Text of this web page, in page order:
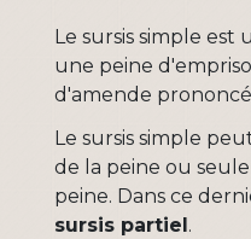
Le sursis simple
une peine
d'amende
Le sursis simple
de la peine ou
peine. Dans ce
sursis partiel.